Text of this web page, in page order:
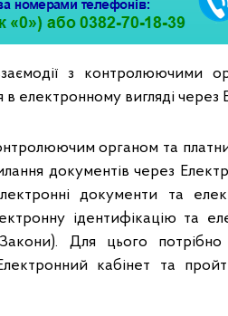
з контролюючими
в електронному вигляді через
органом та
документів через
документи та
ідентифікацію та
Для цього
кабінет та